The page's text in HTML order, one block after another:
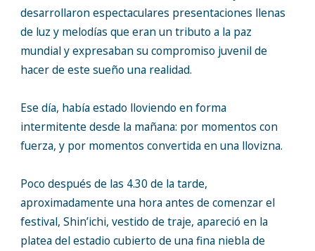
desarrollaron espectaculares presentaciones llenas
de luz y melodías que eran un tributo a la paz
mundial y expresaban su compromiso juvenil de
hacer de este sueño una realidad.
Ese día, había estado lloviendo en forma
intermitente desde la mañana: por momentos con
fuerza, y por momentos convertida en una llovizna.
Poco después de las 4.30 de la tarde,
aproximadamente una hora antes de comenzar el
festival, Shin’ichi, vestido de traje, apareció en la
platea del estadio cubierto de una fina niebla de